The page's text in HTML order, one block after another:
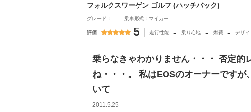
フォルクスワーゲン ゴルフ (ハッチバック)
グレード：- 乗車形式：マイカー
評価 5 走行性能 - 乗り心地 - 燃費 - デザイ
乗らなきゃわかりません・・・ 否定的
ね・・・。 私はEOSのオーナーです
いて
2011.5.25